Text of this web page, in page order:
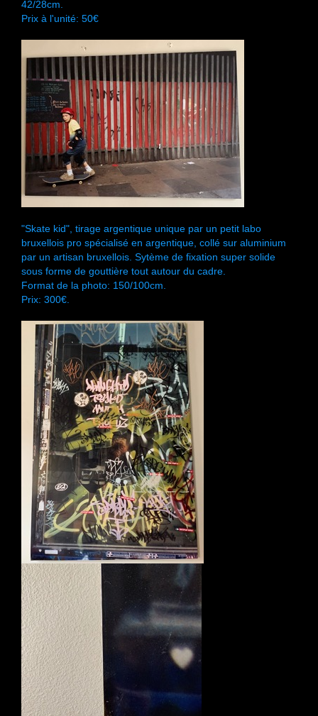
42/28cm.
Prix à l'unité: 50€
"Skate kid", tirage argentique unique par un petit labo
bruxellois pro spécialisé en argentique, collé sur aluminium
par un artisan bruxellois. Sytème de fixation super solide
sous forme de gouttière tout autour du cadre.
Format de la photo: 150/100cm.
Prix: 300€.